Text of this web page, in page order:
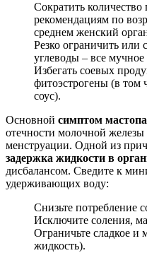
Сократить
рекомендациям по
среднем женский
Резко ограничить или
углеводы – все мучное
Избегать соевых
фитоэстрогены (в том
соус).
Основной симптом
отечности молочной железы
менструации. Одной из
задержка жидкости в
дисбалансом. Сведите к
удерживающих воду:
Снизьте потребление
Исключите соления,
Ограничьте сладкое и
жидкость).